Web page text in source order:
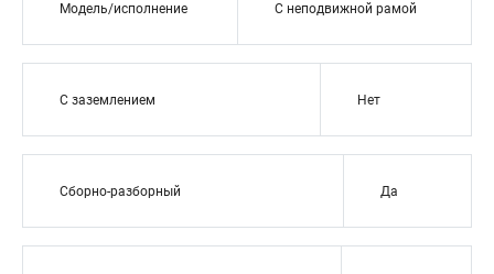
Модель/исполнение С неподвижной рамой
С заземлением Нет
Сборно-разборный Да